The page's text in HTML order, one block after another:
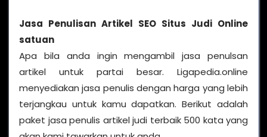
Jasa Penulisan Artikel SEO Situs Judi Online
satuan
Apa bila anda ingin mengambil jasa penulsan
artikel untuk partai besar. Ligapedia.online
menyediakan jasa penulis dengan harga yang lebih
terjangkau untuk kamu dapatkan. Berikut adalah
paket jasa penulis artikel judi terbaik 500 kata yang